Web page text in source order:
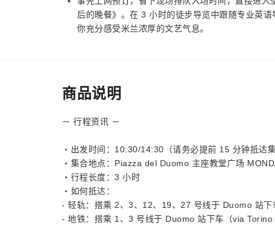
后的晚餐》。在 3 小时的徒步导览中跟随专业英
你充分感受米兰浓厚的文艺气息。
商品说明
－ 行程资讯 －
・出发时间：10:30/14:30（请务必提前 15 分钟抵达集
・集合地点：Piazza del Duomo 主座教堂广场
・行程长度：3 小时
・如何抵达：
- 轻轨：搭乘 2、3、12、19、27 号线于 Duomo 站下
- 地铁：搭乘 1、3 号线于 Duomo 站下车（via Torino